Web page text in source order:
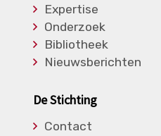
Expertise
Onderzoek
Bibliotheek
Nieuwsberichten
De Stichting
Contact